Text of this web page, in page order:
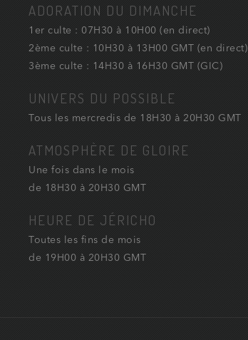
ADORATION DU DIMANCHE
1er culte : 07H30 à 10H00 (en direct)
2ème culte : 10H30 à 13H00 GMT (en direct)
3ème culte : 14H30 à 16H30 GMT (GIC)
UNIVERS DU POSSIBLE
Tous les mercredis de 18H30 à 20H30 GMT
ATMOSPHÈRE DE GLOIRE
Une fois dans le mois
de 18H30 à 20H30 GMT
HEURE DE JÉRICHO
Toutes les fins de mois
de 19H00 à 20H30 GMT